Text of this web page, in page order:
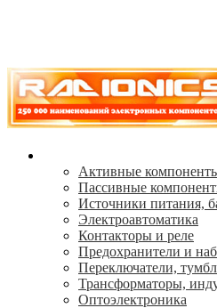
Активные
Пассивные
Источники питания,
Электроавтоматика
Контакторы и реле
Предохранители и
Переключатели,
Трансформаторы,
Oптоэлектроника